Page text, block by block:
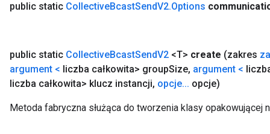
public static CollectiveBcastSendV2.Options
public static CollectiveBcastSendV2 <T> create (zakres
argument < liczba całkowita> groupSize, argument <
liczba całkowita> klucz instancji, opcje... opcje)
Metoda fabryczna służąca do tworzenia klasy opakowującej